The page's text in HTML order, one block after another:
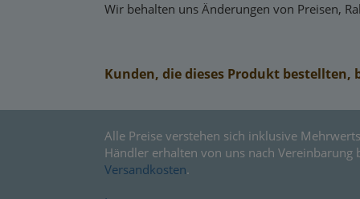
Wir behalten uns Änderungen von Preisen,
Kunden, die dieses Produkt bestellten,
Alle Preise verstehen sich inklusive
Händler erhalten von uns nach
Versandkosten.